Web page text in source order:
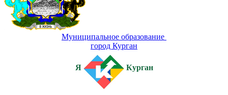
Муниципальное образование
город Курган
Я Курган